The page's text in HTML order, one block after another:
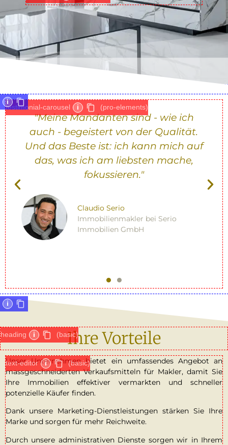
"Dank der Präsentation meiner
Mandate durch IMMOVATIONS habe
ich viel kürzere und qualitativ
hochwertigere Besichtigungen. Das
kommt mir auch bei den
Laszlo Horog
Immobilienmakler bei Horog
testimonial-carousel i (pro-elements)
i
Ihre Vorteile
heading i (basic)
Unser Unternehmen bietet ein umfassendes Angebot an
massgeschneiderten Verkaufsmitteln für Makler, damit Sie
Ihre Immobilien effektiver vermarkten und schneller
potenzielle Käufer finden.
Dank unsere Marketing-Dienstleistungen stärken Sie Ihre
Marke und sorgen für mehr Reichweite.
Durch unsere administrativen Dienste sorgen wir in Ihrem
text-editor i (basic)
i